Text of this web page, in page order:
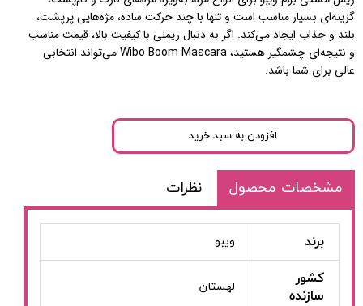
گزینه‌ای بسیار مناسب است و تنها با چند حرکت ساده، مژه‌هایی پرپشت،
بلند و جذاب ایجاد می‌کند. اگر به دنبال ریملی با کیفیت بالا، قیمت مناسب
و نتیجه‌ای چشمگیر هستید، Wibo Boom Mascara می‌تواند انتخابی
عالی برای شما باشد.
افزودن به سبد خرید
مشخصات محصول نظرات
برند ویبو
کشور
سازنده
لهستان